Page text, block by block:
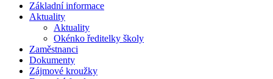
Základní informace
Aktuality
Aktuality
Okénko ředitelky školy
Zaměstnanci
Dokumenty
Zájmové kroužky